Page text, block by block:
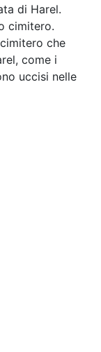
di Harel.
cimitero.
che
come i
uccisi nelle